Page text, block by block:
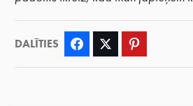
DALĪTIES Facebook Twitter